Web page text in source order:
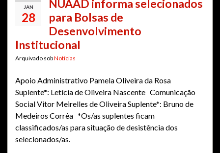
JAN
28
NUAAD informa selecionados
para Bolsas de
Desenvolvimento
Institucional
Arquivado sobNotícias
Apoio Administrativo Pamela Oliveira da Rosa
Suplente*: Letícia de Oliveira Nascente Comunicação
Social Vitor Meirelles de Oliveira Suplente*: Bruno de
Medeiros Corrêa *Os/as suplentes ficam
classificados/as para situação de desistência dos
selecionados/as.